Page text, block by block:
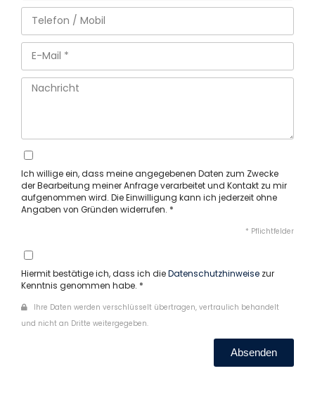
Ich willige ein, dass meine angegebenen Daten zum Zwecke
der Bearbeitung meiner Anfrage verarbeitet und Kontakt zu mir
aufgenommen wird. Die Einwilligung kann ich jederzeit ohne
Angaben von Gründen widerrufen. *
* Pflichtfelder
Hiermit bestätige ich, dass ich dieDatenschutzhinweise zur
Kenntnis genommen habe. *
Ihre Daten werden verschlüsselt übertragen, vertraulich behandelt
und nicht an Dritte weitergegeben.
Absenden